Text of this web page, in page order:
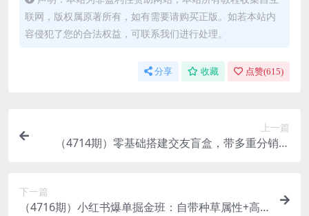
联网，版权属原著所有，如有需要请购买正版。如若本站内
容侵犯了您的合法权益，可联系我们进行处理。
分享 收藏 点赞(615)
上一篇
（4714期）零基础搭建交友盲盒，带多重分销系
下一篇
（4716期）小红书爆单掘金班：自带种草属性+高